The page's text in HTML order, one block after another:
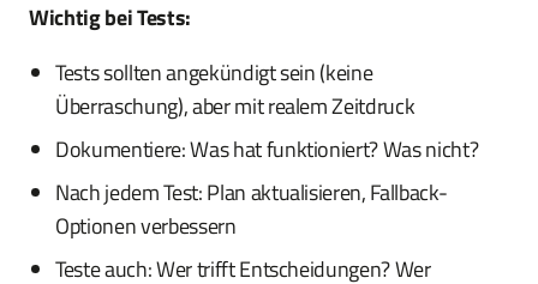
Wichtig bei Tests:
Tests sollten angekündigt sein (keine
Überraschung), aber mit realem Zeitdruck
Dokumentiere: Was hat funktioniert? Was nicht?
Nach jedem Test: Plan aktualisieren, Fallback-
Optionen verbessern
Teste auch: Wer trifft Entscheidungen? Wer